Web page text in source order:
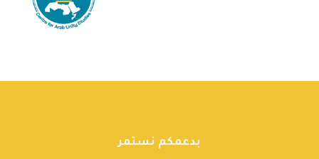
بدعمكم نستمر